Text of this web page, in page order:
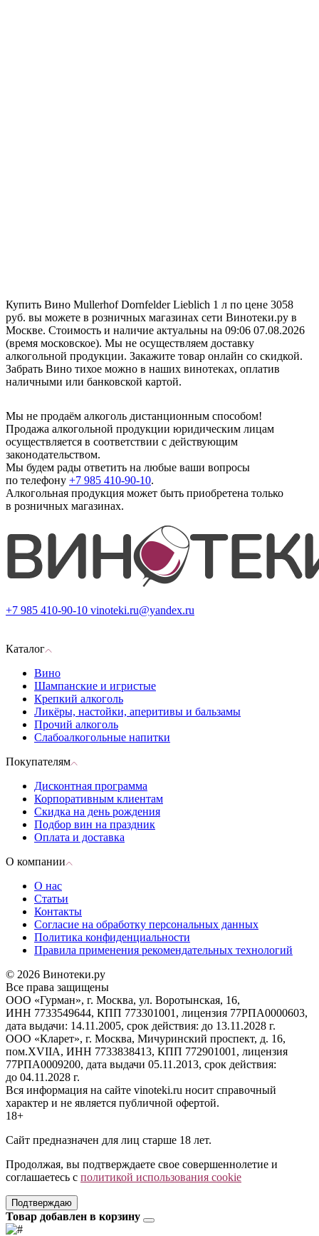
Купить Вино Mullerhof Dornfelder Lieblich 1 л по цене 3058
руб. вы можете в розничных магазинах сети Винотеки.ру в
Москве. Стоимость и наличие актуальны на 09:06 07.08.2026
(время московское). Мы не осуществляем доставку
алкогольной продукции. Закажите товар онлайн со скидкой.
Забрать Вино тихое можно в наших винотеках, оплатив
наличными или банковской картой.
Мы не продаём алкоголь дистанционным способом!
Продажа алкогольной продукции юридическим лицам
осуществляется в соответствии с действующим
законодательством.
Мы будем рады ответить на любые ваши вопросы
по телефону +7 985 410-90-10.
Алкогольная продукция может быть приобретена только
в розничных магазинах.
+7 985 410-90-10 vinoteki.ru@yandex.ru
Каталог
Вино
Шампанские и игристые
Крепкий алкоголь
Ликёры, настойки, аперитивы и бальзамы
Прочий алкоголь
Слабоалкогольные напитки
Покупателям
Дисконтная программа
Корпоративным клиентам
Скидка на день рождения
Подбор вин на праздник
Оплата и доставка
О компании
О нас
Статьи
Контакты
Согласие на обработку персональных данных
Политика конфиденциальности
Правила применения рекомендательных технологий
© 2026 Винотеки.ру
Все права защищены
ООО «Гурман», г. Москва, ул. Воротынская, 16,
ИНН 7733549644, КПП 773301001, лицензия 77РПА0000603,
дата выдачи: 14.11.2005, срок действия: до 13.11.2028 г.
ООО «Кларет», г. Москва, Мичуринский проспект, д. 16,
пом.XVIIA, ИНН 7733838413, КПП 772901001, лицензия
77РПА0009200, дата выдачи 05.11.2013, срок действия:
до 04.11.2028 г.
Вся информация на сайте vinoteki.ru носит справочный
характер и не является публичной офертой.
18+
Сайт предназначен для лиц старше 18 лет.
Продолжая, вы подтверждаете свое совершеннолетие и
соглашаетесь с политикой использования cookie
Подтверждаю
Товар добавлен в корзину